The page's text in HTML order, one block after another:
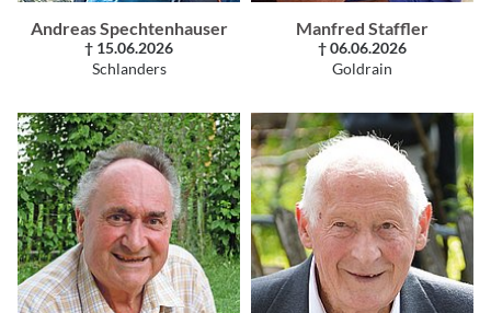
Andreas Spechtenhauser
† 15.06.2026
Schlanders
Manfred Staffler
† 06.06.2026
Goldrain